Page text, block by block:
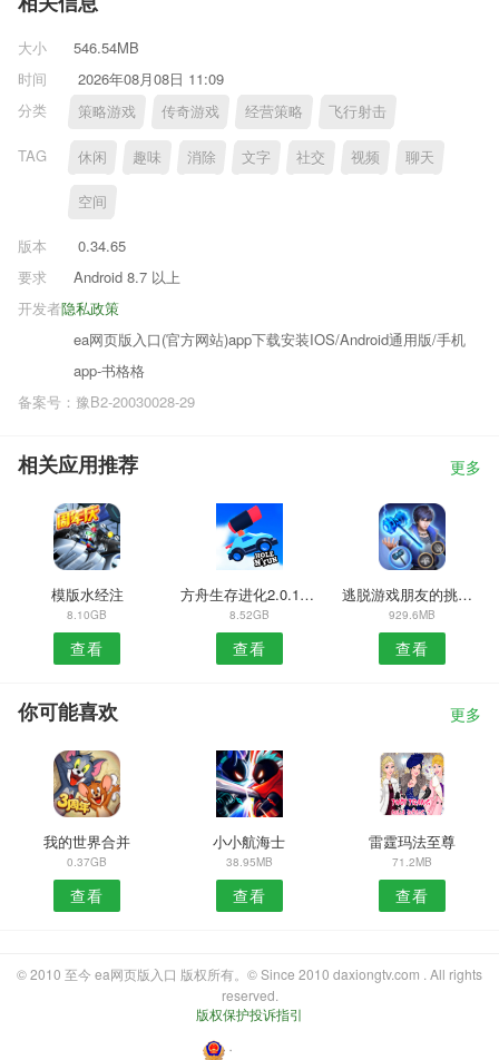
大小
546.54MB
时间
2026年08月08日 11:09
分类
策略游戏 传奇游戏 经营策略 飞行射击
TAG 休闲 趣味 消除 文字 社交 视频 聊天
空间
版本
0.34.65
要求
Android 8.7 以上
隐私政策
开发者
ea网页版入口(官方网站)app下载安装IOS/Android通用版/手机
app-书格格
备案号：豫B2-20030028-29
相关应用推荐 更多
模版水经注
8.10GB
查看
方舟生存进化2.0.15国际版
8.52GB
查看
逃脱游戏朋友的挑战书
929.6MB
查看
你可能喜欢 更多
我的世界合并
0.37GB
查看
小小航海士
38.95MB
查看
雷霆玛法至尊
71.2MB
查看
© 2010 至今 ea网页版入口 版权所有。© Since 2010 daxiongtv.com . All rights
reserved.
版权保护投诉指引
・